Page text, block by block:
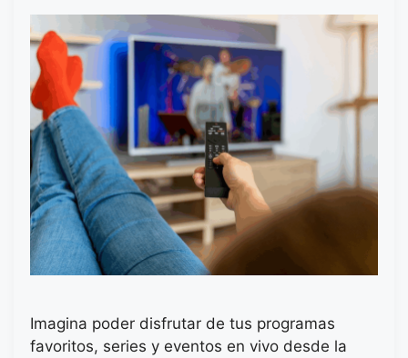
Imagina poder disfrutar de tus programas
favoritos, series y eventos en vivo desde la